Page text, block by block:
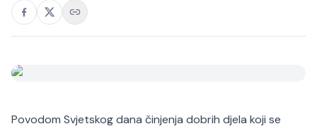
Povodom Svjetskog dana činjenja dobrih djela koji se